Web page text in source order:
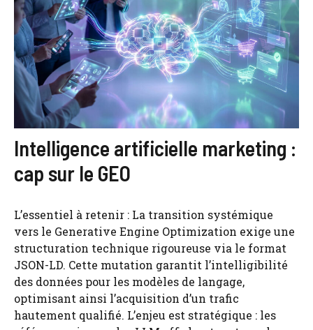
Intelligence artificielle marketing :
cap sur le GEO
L’essentiel à retenir : La transition systémique
vers le Generative Engine Optimization exige une
structuration technique rigoureuse via le format
JSON-LD. Cette mutation garantit l’intelligibilité
des données pour les modèles de langage,
optimisant ainsi l’acquisition d’un trafic
hautement qualifié. L’enjeu est stratégique : les